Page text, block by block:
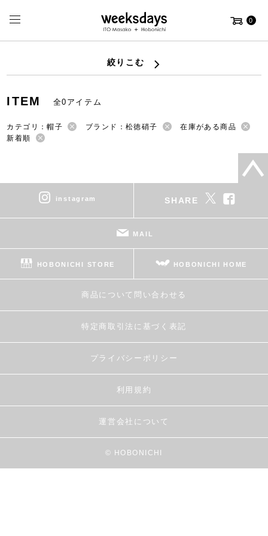
0
絞りこむ
ITEM 全0アイテム
カテゴリ：帽子 ブランド：松徳硝子
在庫がある商品
新着順
instagram SHARE
MAIL
HOBONICHI STORE HOBONICHI HOME
商品について問い合わせる
特定商取引法に基づく表記
プライバシーポリシー
利用規約
運営会社について
© HOBONICHI